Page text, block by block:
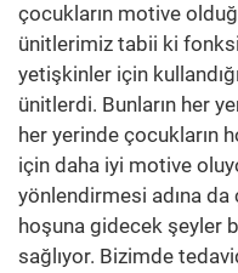
çocukların motive
ünitlerimiz tabii ki
yetişkinler için
ünitlerdi. Bunların her
her yerinde çocukların
için daha iyi motive
yönlendirmesi adına da
hoşuna gidecek şeyler
sağlıyor. Bizimde